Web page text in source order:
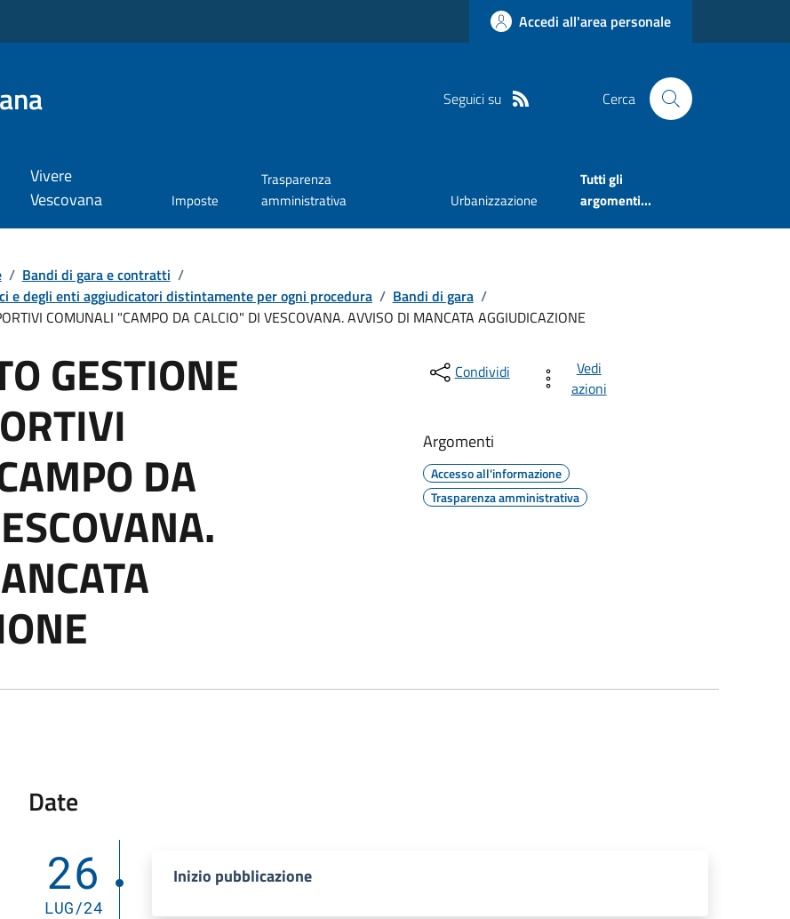
Accedi all'area personale
Seguici su Cerca
Vivere
Vescovana
Imposte
Trasparenza
amministrativa
Urbanizzazione
Tutti gli
argomenti...
/ Bandi di gara e contratti /
e degli enti aggiudicatori distintamente per ogni procedura / Bandi di gara /
COMUNALI "CAMPO DA CALCIO" DI VESCOVANA. AVVISO DI MANCATA AGGIUDICAZIONE
GESTIONE
DA
Condividi
Vedi
azioni
Argomenti
Accesso all'informazione
Trasparenza amministrativa
Date
26
LUG/24
Inizio pubblicazione